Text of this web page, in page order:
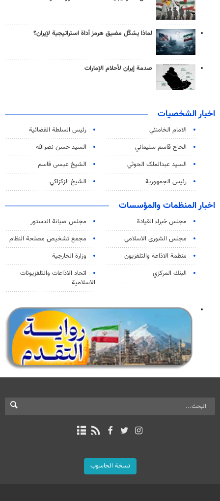
لماذا يشكّل مضيق هرمز أداة استراتيجية لإيران؟
صدمة إيران لأحلام الإمارات
اخبار الشخصيات
الامام الخامنئي
رئیس السلطة القضائیة
الحاج قاسم سليماني
السيد حسن نصرالله
السید عبدالملک الحوثي
الشيخ عيسى قاسم
رئيس الجمهورية
الشيخ الزكزاكي
اخبار المنظمات والمؤسسات
مجلس خبراء القيادة
مجلس صيانة الدستور
مجلس الشورى الاسلامي
مجمع تشخيص مصلحة النظام
منظمة الاذاعة والتلفزیون
وزارة الخارجية
البنك المركزي
اتحاد الاذاعات والتلفزيونات
الاسلامية
نسخة الحاسوب